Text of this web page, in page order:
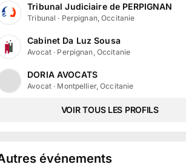
Tribunal Judiciaire de PERPIGNAN
Tribunal · Perpignan, Occitanie
Cabinet Da Luz Sousa
Avocat · Perpignan, Occitanie
DORIA AVOCATS
Avocat · Montpellier, Occitanie
VOIR TOUS LES PROFILS
événements